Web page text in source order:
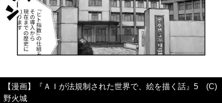
【漫画】『ＡＩが法規制された世界で、絵を描く話』5 (C)
野火城